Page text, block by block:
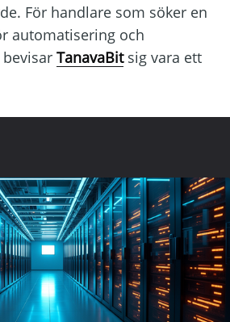
För handlare som söker en
automatisering och
TanavaBitsig vara ett